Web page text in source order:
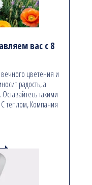
вас с 8
цветения и
радость, а
такими
теплом, Компания